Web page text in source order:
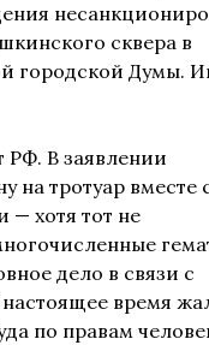
сквера в
городской Думы.
РФ. В заявлении
тротуар вместе
— хотя тот не
дело в связи с
время
по правам